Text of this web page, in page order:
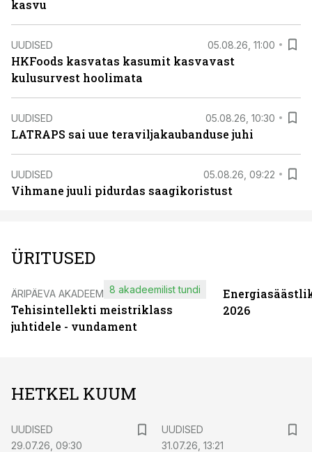
kasvu
UUDISED 05.08.26, 11:00
HKFoods kasvatas kasumit kasvavast
kulusurvest hoolimata
UUDISED 05.08.26, 10:30
LATRAPS sai uue teraviljakaubanduse juhi
UUDISED 05.08.26, 09:22
Vihmane juuli pidurdas saagikoristust
ÜRITUSED
ÄRIPÄEVA AKADEEMIA
Tehisintellekti meistriklass
juhtidele - vundament
8 akadeemilist tundi
2026
HETKEL KUUM
UUDISED
29.07.26, 09:30
UUDISED
31.07.26, 13:21